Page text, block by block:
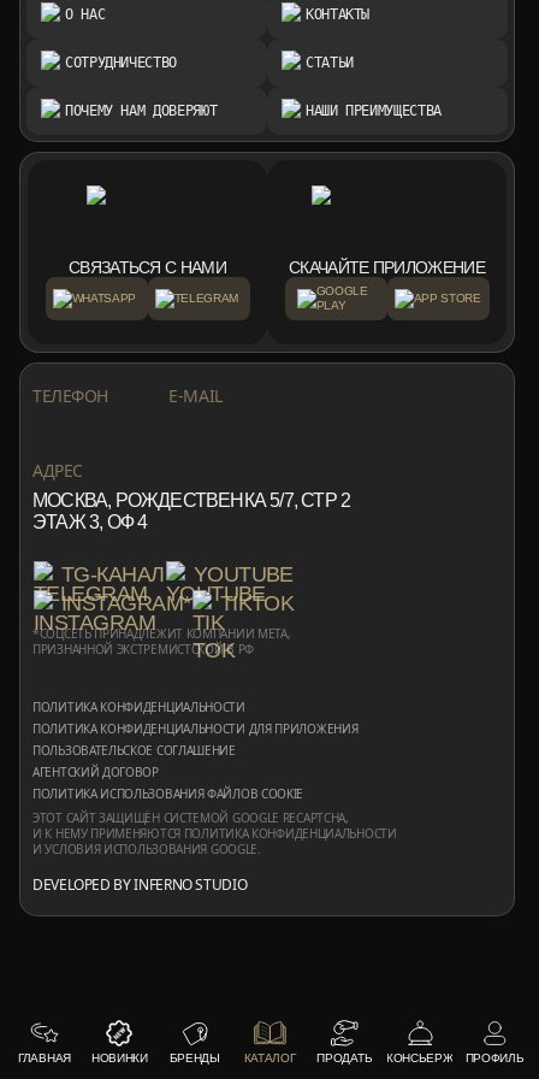
ГЛАВНАЯ НОВИНКИ БРЕНДЫ КАТАЛОГ ПРОДАТЬ КОНСЬЕРЖ ПРОФИЛЬ
О НАС
СОТРУДНИЧЕСТВО
ПОЧЕМУ НАМ ДОВЕРЯЮТ
КОНТАКТЫ
СТАТЬИ
НАШИ ПРЕИМУЩЕСТВА
СВЯЗАТЬСЯ С НАМИ
WHATSAPP TELEGRAM
СКАЧАЙТЕ ПРИЛОЖЕНИЕ
GOOGLE
PLAY
APP STORE
ТЕЛЕФОН E-MAIL
АДРЕС
МОСКВА, РОЖДЕСТВЕНКА 5/7, СТР 2
ЭТАЖ 3, ОФ 4
TG-КАНАЛ
YOUTUBE
INSTAGRAM*
TIKTOK
*СОЦСЕТЬ ПРИНАДЛЕЖИТ КОМПАНИИ META,
ПРИЗНАННОЙ ЭКСТРЕМИСТСКОЙ В РФ
ПОЛИТИКА КОНФИДЕНЦИАЛЬНОСТИ
ПОЛИТИКА КОНФИДЕНЦИАЛЬНОСТИ ДЛЯ ПРИЛОЖЕНИЯ
ПОЛЬЗОВАТЕЛЬСКОЕ СОГЛАШЕНИЕ
АГЕНТСКИЙ ДОГОВОР
ПОЛИТИКА ИСПОЛЬЗОВАНИЯ ФАЙЛОВ COOKIE
ЭТОТ САЙТ ЗАЩИЩЁН СИСТЕМОЙ GOOGLE RECAPTCHA,
И К НЕМУ ПРИМЕНЯЮТСЯ ПОЛИТИКА КОНФИДЕНЦИАЛЬНОСТИ
И УСЛОВИЯ ИСПОЛЬЗОВАНИЯ GOOGLE.
DEVELOPED BY INFERNO STUDIO